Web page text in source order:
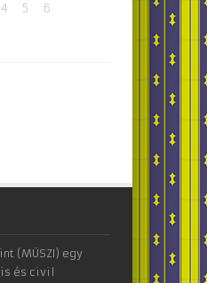
4 5 6
(MÜSZI) egy
és civil